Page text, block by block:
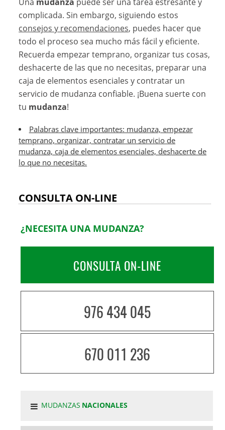
Una mudanza puede ser una tarea estresante y
complicada. Sin embargo, siguiendo estos
consejos y recomendaciones, puedes hacer que
todo el proceso sea mucho más fácil y eficiente.
Recuerda empezar temprano, organizar tus cosas,
deshacerte de las que no necesitas, preparar una
caja de elementos esenciales y contratar un
servicio de mudanza confiable. ¡Buena suerte con
tu mudanza!
Palabras clave importantes: mudanza, empezar
temprano, organizar, contratar un servicio de
mudanza, caja de elementos esenciales, deshacerte de
lo que no necesitas.
CONSULTA ON-LINE
¿NECESITA UNA MUDANZA?
CONSULTA ON-LINE
976 434 045
670 011 236
MUDANZAS NACIONALES